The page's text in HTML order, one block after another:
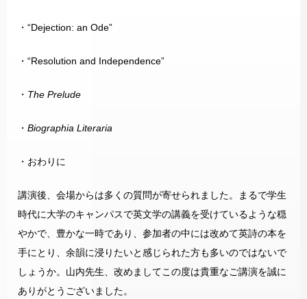
・“Dejection: an Ode”
・“Resolution and Independence”
・ The Prelude
・ Biographia Literaria
・おわりに
講演後、会場からは多くの質問が寄せられました。まるで学生
時代に大学のキャンパスで英文学の講義を受けているような穏
やかで、豊かな一時であり、参加者の中には改めて英詩の本を
手にとり、余韻に浸りたいと感じられた方も多いのではないで
しょうか。山内先生、改めましてこの度は貴重なご講演を誠に
ありがとうございました。